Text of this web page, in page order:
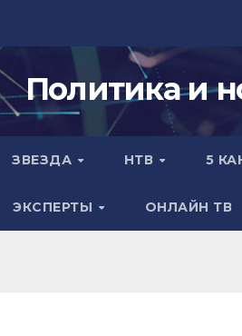
Политика и
ЗВЕЗДА НТВ 5
ЭКСПЕРТЫ ОНЛАЙН ТВ